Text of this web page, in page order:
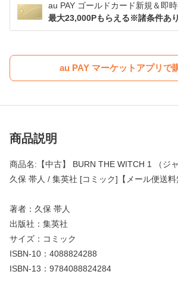
au PAY ゴールドカード新規＆即
最大23,000Pもらえる※諸条件あり
au PAY マーケットアプリで
商品説明
商品名:【中古】 BURN THE WITCH 1 （ジ
久保 帯人 / 集英社 [コミック]【メール便送料
著者：久保 帯人
出版社：集英社
サイズ：コミック
ISBN-10：4088824288
ISBN-13：9784088824284